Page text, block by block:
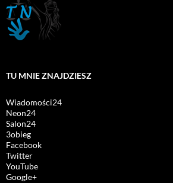
TU MNIE ZNAJDZIESZ
Wiadomości24
Neon24
Salon24
3obieg
Facebook
Twitter
YouTube
Google+